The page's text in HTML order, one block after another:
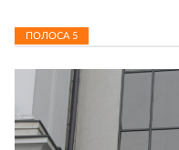
ПОЛОСА 5